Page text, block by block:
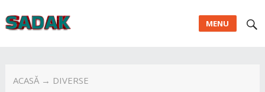
MENU
ACASĂ→ DIVERSE